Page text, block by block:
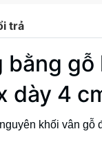
trả
bằng
dày 4
khối vân gỗ